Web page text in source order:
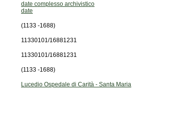
date complesso archivistico
date
(1133 -1688)
11330101/16881231
11330101/16881231
(1133 -1688)
Lucedio Ospedale di Carità - Santa Maria